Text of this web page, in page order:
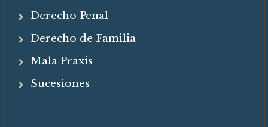
Derecho Penal
Derecho de Familia
Mala Praxis
Sucesiones